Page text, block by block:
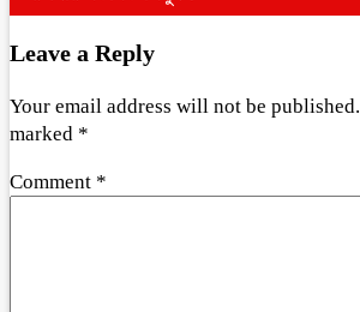
Leave a Reply
Your email address will not be published.
marked *
Comment *